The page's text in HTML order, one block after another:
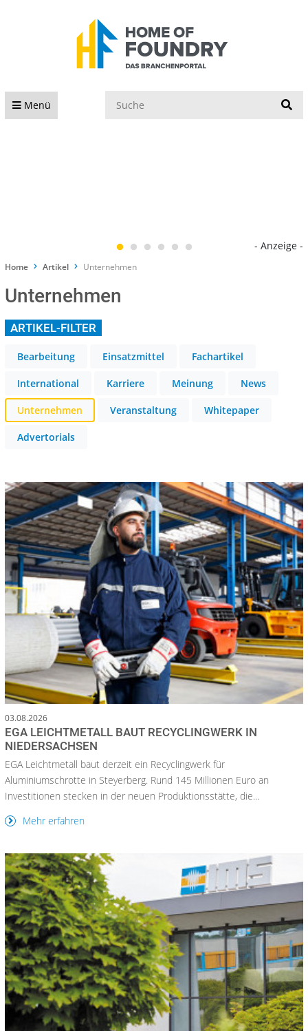
Menü
- Anzeige -
Home Artikel Unternehmen
Unternehmen
ARTIKEL-FILTER
Bearbeitung Einsatzmittel Fachartikel
International Karriere Meinung News
Unternehmen Veranstaltung Whitepaper
Advertorials
03.08.2026
EGA LEICHTMETALL BAUT RECYCLINGWERK IN
NIEDERSACHSEN
EGA Leichtmetall baut derzeit ein Recyclingwerk für
Aluminiumschrotte in Steyerberg. Rund 145 Millionen Euro an
Investitionen stecken in der neuen Produktionsstätte, die...
Mehr erfahren